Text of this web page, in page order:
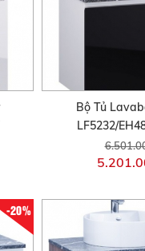
Bộ Tủ
LF5232/
-20%